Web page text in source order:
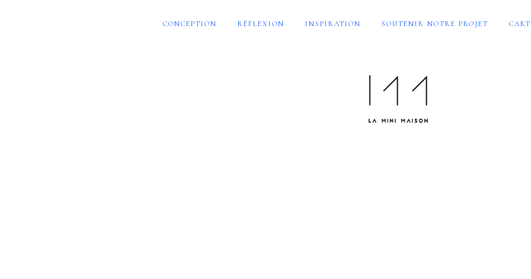
CONCEPTION RÉFLEXION INSPIRATION SOUTENIR NOTRE PROJET